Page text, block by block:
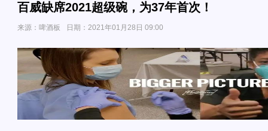
百威缺席2021超级碗，为37年首次！
来源：啤酒板 日期：2021年01月28日 09:00